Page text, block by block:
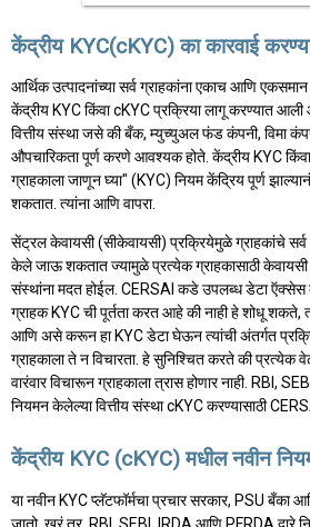
केंद्रीय KYC(cKYC) का कारवाई
आर्थिक उत्पादनांच्या सर्व ग्राहकांना एकाच आणि एकसमान
केंद्रीय KYC किंवा cKYC प्रक्रिया लागू करण्यात आली
वित्तीय संस्था जसे की बँक, म्युच्युअल फंड कंपनी, विमा
औपचारिकता पूर्ण करणे आवश्यक होते. केंद्रीय KYC
ग्राहकाला जाणून घ्या" (KYC) नियम केंद्रिय पूर्ण
शकतात. त्यांना आणि वापरा.
सेंट्रल केवायसी (सीकेवायसी) प्रक्रियेमुळे ग्राहकांचे सर्व
केले जाऊ शकतात ज्यामुळे प्रत्येक ग्राहकासाठी केवायसी
संस्थांना मदत होईल. CERSAI कडे उपलब्ध डेटा ऍक्सेस
ग्राहक KYC ची पूर्तता करत आहे की नाही हे शोधू शकते,
आणि असे करून हा KYC डेटा घेऊन त्यांची अंतर्गत
ग्राहकाला ते न विचारता. हे सुनिश्चित करते की प्रत्येक
वारंवार विचारून ग्राहकाला त्रास होणार नाही. RBI,
नियमन केलेल्या वित्तीय संस्था cKYC करण्यासाठी
केंद्रीय KYC (cKYC) मधील नवीन
या नवीन KYC प्लॅटफॉर्मचा प्रचार सरकार, PSU बँका